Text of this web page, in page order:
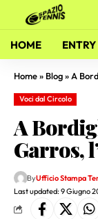
HOME
Home» Blog» A
Voci dal Circolo
A
Garros,
Last updated: 9 Giugno
ByUfficio Stampa